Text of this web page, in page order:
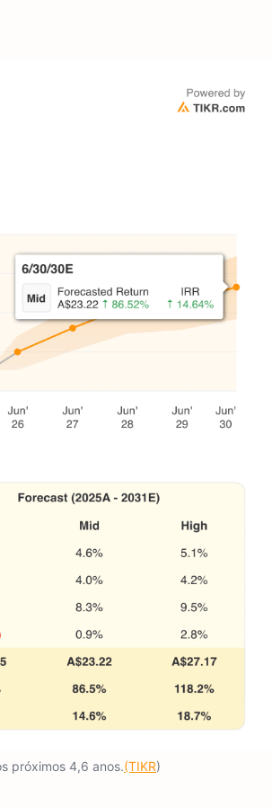
próximos 4,6 anos.(TIKR)